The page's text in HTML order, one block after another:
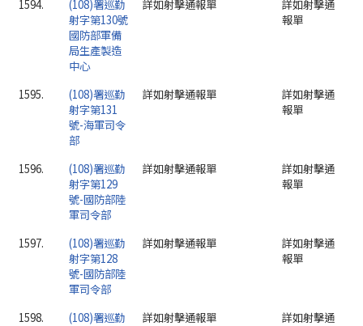
1594.
(108)署巡勤
射字第130號
國防部軍備
局生產製造
中心
詳如射擊通報單
詳如射擊通
報單
1595.
(108)署巡勤
射字第131
號-海軍司令
部
詳如射擊通報單
詳如射擊通
報單
1596.
(108)署巡勤
射字第129
號-國防部陸
軍司令部
詳如射擊通報單
詳如射擊通
報單
1597.
(108)署巡勤
射字第128
號-國防部陸
軍司令部
詳如射擊通報單
詳如射擊通
報單
1598.
(108)署巡勤
詳如射擊通報單
詳如射擊通